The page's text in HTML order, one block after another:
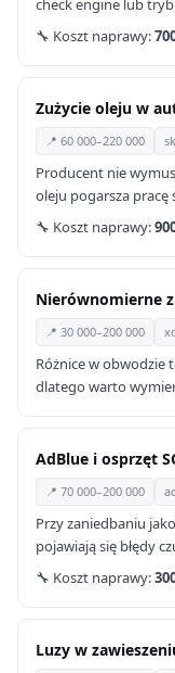
check engine lub
🔧 Koszt naprawy:
Zużycie oleju w
📍 60 000–220 000
Producent nie
oleju pogarsza
🔧 Koszt naprawy:
Nierównomierne
📍 30 000–200 000
Różnice w obwodzie
dlatego warto
AdBlue i osprzęt
📍 70 000–200 000
Przy zaniedbaniu
pojawiają się błędy
🔧 Koszt naprawy:
Luzy w